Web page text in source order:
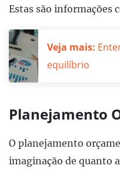
Estas são informações
Veja mais:
equilíbrio
Planejamento
O planejamento
imaginação de quanto